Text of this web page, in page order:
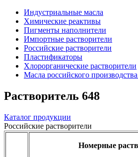
Индустриальные масла
Химические реактивы
Пигменты наполнители
Импортные растворители
Российские растворители
Пластификаторы
Хлорорганические растворители
Масла российского
Растворитель 648
Каталог продукции
Российские растворители
Номерные